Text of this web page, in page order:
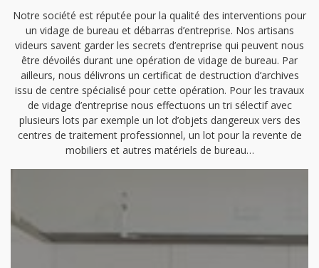
Notre société est réputée pour la qualité des interventions pour
un vidage de bureau et débarras d’entreprise. Nos artisans
videurs savent garder les secrets d’entreprise qui peuvent nous
être dévoilés durant une opération de vidage de bureau. Par
ailleurs, nous délivrons un certificat de destruction d’archives
issu de centre spécialisé pour cette opération. Pour les travaux
de vidage d’entreprise nous effectuons un tri sélectif avec
plusieurs lots par exemple un lot d’objets dangereux vers des
centres de traitement professionnel, un lot pour la revente de
mobiliers et autres matériels de bureau…